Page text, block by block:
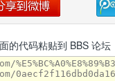
的代码粘贴到 BBS 论坛